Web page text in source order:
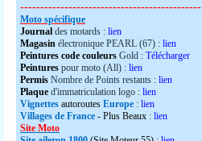
---------------------------------------------
Moto spécifique
Journal des motards : lien
Magasin électronique PEARL (67) : lien
Peintures code couleurs Gold : Télécharger
Peintures pour moto (All) : lien
Permis Nombre de Points restants : lien
Plaque d'immatriculation logo : lien
Vignettes autoroutes Europe : lien
Villages de France - Plus Beaux : lien
Site Moto